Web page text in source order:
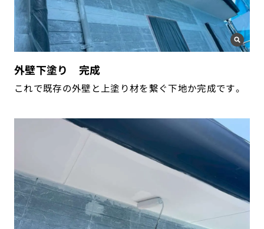
外壁下塗り 完成
これで既存の外壁と上塗り材を繋ぐ下地か完成です。